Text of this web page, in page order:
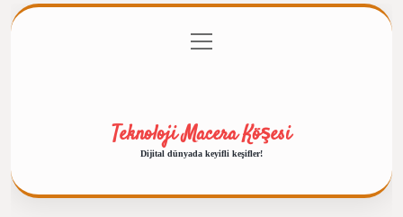
Gizlilik Politikası
menüyü
aç
Teknoloji Macera Köşesi
Dijital dünyada keyifli keşifler!